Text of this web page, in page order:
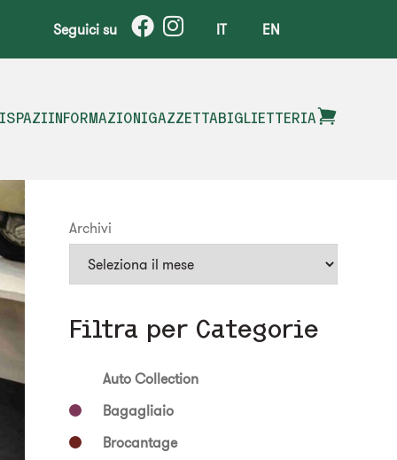
Seguici su IT EN
SPAZIINFORMAZIONIGAZZETTABIGLIETTERIA
Archivi
Filtra per Categorie
Auto Collection
Bagagliaio
Brocantage